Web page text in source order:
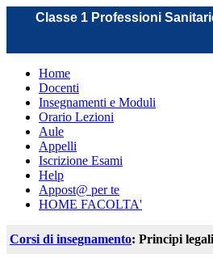
Classe 1 Professioni
Home
Docenti
Insegnamenti e Moduli
Orario Lezioni
Aule
Appelli
Iscrizione Esami
Help
Appost@ per te
HOME FACOLTA'
Corsi di insegnamento: Principi